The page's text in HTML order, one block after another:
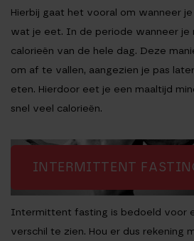
Hierbij gaat het vooral om wanneer
wat je eet. In de periode wanneer je
calorieën van de hele dag. Deze
om af te vallen, aangezien je pas
eten. Hierdoor eet je een maaltijd
snel veel calorieën.
INTERMITTENT
Intermittent fasting is bedoeld voor
verschil te zien. Hou er dus rekening